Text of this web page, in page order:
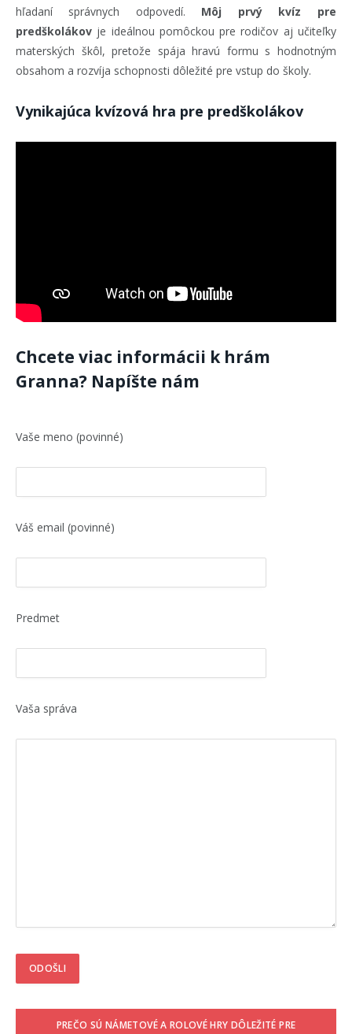
hľadaní správnych odpovedí. Môj prvý kvíz pre
predškolákov je ideálnou pomôckou pre rodičov aj učiteľky
materských škôl, pretože spája hravú formu s hodnotným
obsahom a rozvíja schopnosti dôležité pre vstup do školy.
Vynikajúca kvízová hra pre predškolákov
Chcete viac informácii k hrám
Granna? Napíšte nám
Vaše meno (povinné)
Váš email (povinné)
Predmet
Vaša správa
PREČO SÚ NÁMETOVÉ A ROLOVÉ HRY DÔLEŽITÉ PRE